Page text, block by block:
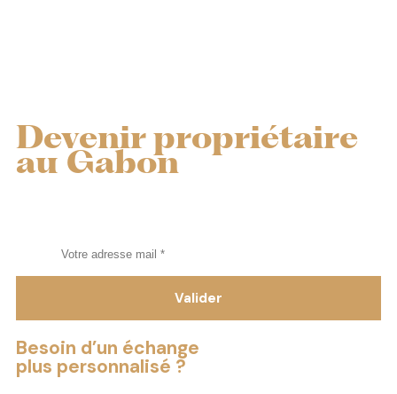
Devenir propriétaire
au Gabon
Besoin d’un échange
plus personnalisé ?